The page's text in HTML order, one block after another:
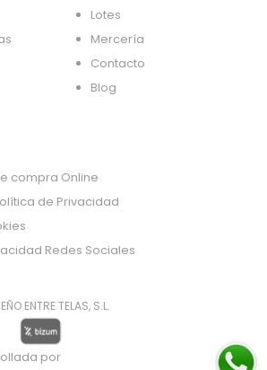
Lotes
Mercería
Contacto
Blog
compra Online
de Privacidad
Redes Sociales
ENTRE TELAS, S.L.
por